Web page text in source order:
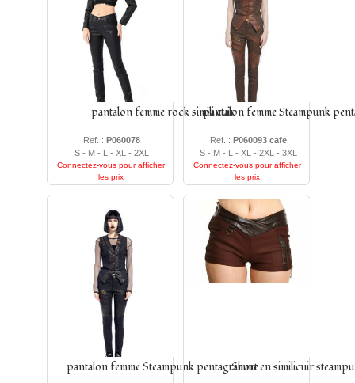
Nous avons ce qu'il vous faut. Nous avons à vous proposer
autant des pantalons en dentelle, que des pantalons en velours,
des pantalons sexy ou des des pantalons larges sans oublier nos
fidèles shorts qui seront parfait pour l'été.
pantalon femme rock simili cuir
Ref. : P060078
S - M - L - XL - 2XL
Connectez-vous pour afficher
les prix
pantalon femme Steampunk
Ref. : P060093 cafe
S - M - L - XL - 2XL - 3XL
Connectez-vous pour afficher
les prix
pantalon femme Steampunk pentagrammeShort en similicuir